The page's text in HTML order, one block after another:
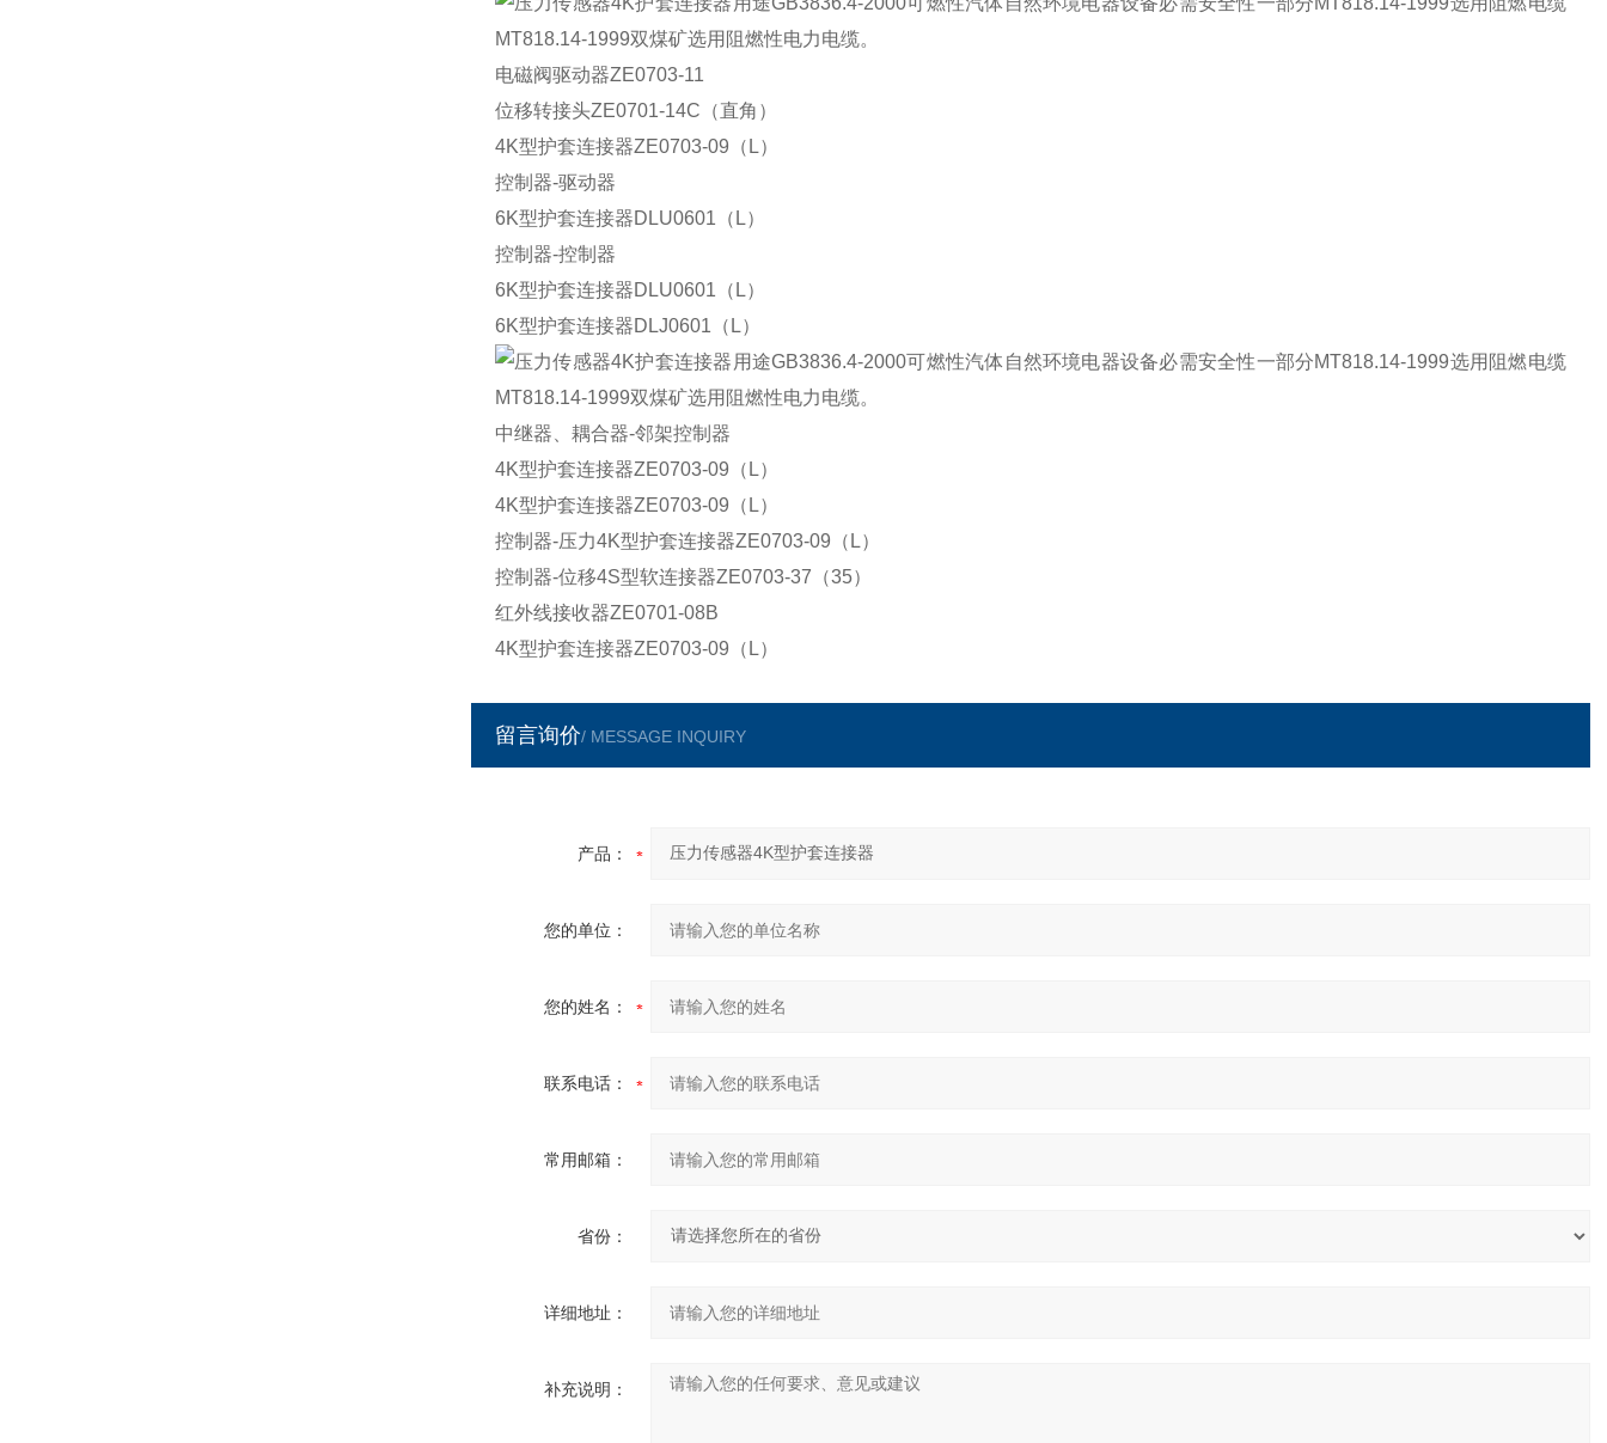
电磁阀驱动器ZE0703-11
位移转接头ZE0701-14C（直角）
4K型护套连接器ZE0703-09（L）
控制器-驱动器
6K型护套连接器DLU0601（L）
控制器-控制器
6K型护套连接器DLU0601（L）
6K型护套连接器DLJ0601（L）
中继器、耦合器-邻架控制器
4K型护套连接器ZE0703-09（L）
4K型护套连接器ZE0703-09（L）
控制器-压力4K型护套连接器ZE0703-09（L）
控制器-位移4S型软连接器ZE0703-37（35）
红外线接收器ZE0701-08B
4K型护套连接器ZE0703-09（L）
留言询价/ MESSAGE INQUIRY
产品：
您的单位：
您的姓名：
联系电话：
常用邮箱：
省份：
详细地址：
补充说明：